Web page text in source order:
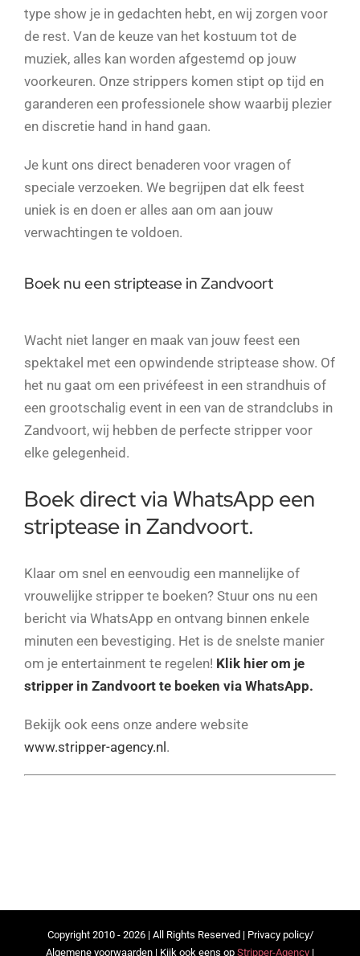
type show je in gedachten hebt, en wij zorgen voor
de rest. Van de keuze van het kostuum tot de
muziek, alles kan worden afgestemd op jouw
voorkeuren. Onze strippers komen stipt op tijd en
garanderen een professionele show waarbij plezier
en discretie hand in hand gaan.
Je kunt ons direct benaderen voor vragen of
speciale verzoeken. We begrijpen dat elk feest
uniek is en doen er alles aan om aan jouw
verwachtingen te voldoen.
Boek nu een striptease in Zandvoort
Wacht niet langer en maak van jouw feest een
spektakel met een opwindende striptease show. Of
het nu gaat om een privéfeest in een strandhuis of
een grootschalig event in een van de strandclubs in
Zandvoort, wij hebben de perfecte stripper voor
elke gelegenheid.
Boek direct via WhatsApp een
striptease in Zandvoort.
Klaar om snel en eenvoudig een mannelijke of
vrouwelijke stripper te boeken? Stuur ons nu een
bericht via WhatsApp en ontvang binnen enkele
minuten een bevestiging. Het is de snelste manier
om je entertainment te regelen! Klik hier om je
stripper in Zandvoort te boeken via WhatsApp.
Bekijk ook eens onze andere website
www.stripper-agency.nl .
Copyright 2010 - 2026 | All Rights Reserved | Privacy policy/
Algemene voorwaarden | Kijk ook eens op Stripper-Agency |